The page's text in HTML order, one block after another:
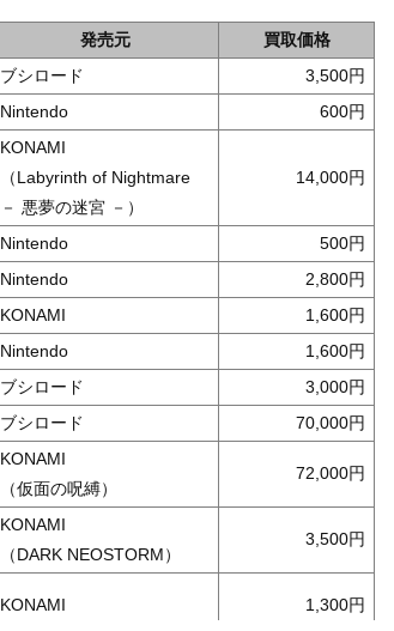
発売元
買取価格
ブシロード
3,500
Nintendo 600
KONAMI
（Labyrinth of Nightmare
－ 悪夢の迷宮 －）
14,000
Nintendo
500
Nintendo
2,800
KONAMI
1,600
Nintendo
1,600
ブシロード
3,000
ブシロード 70,000
KONAMI
（仮面の呪縛）
72,000
KONAMI
（DARK NEOSTORM）
3,500
KONAMI 1,300